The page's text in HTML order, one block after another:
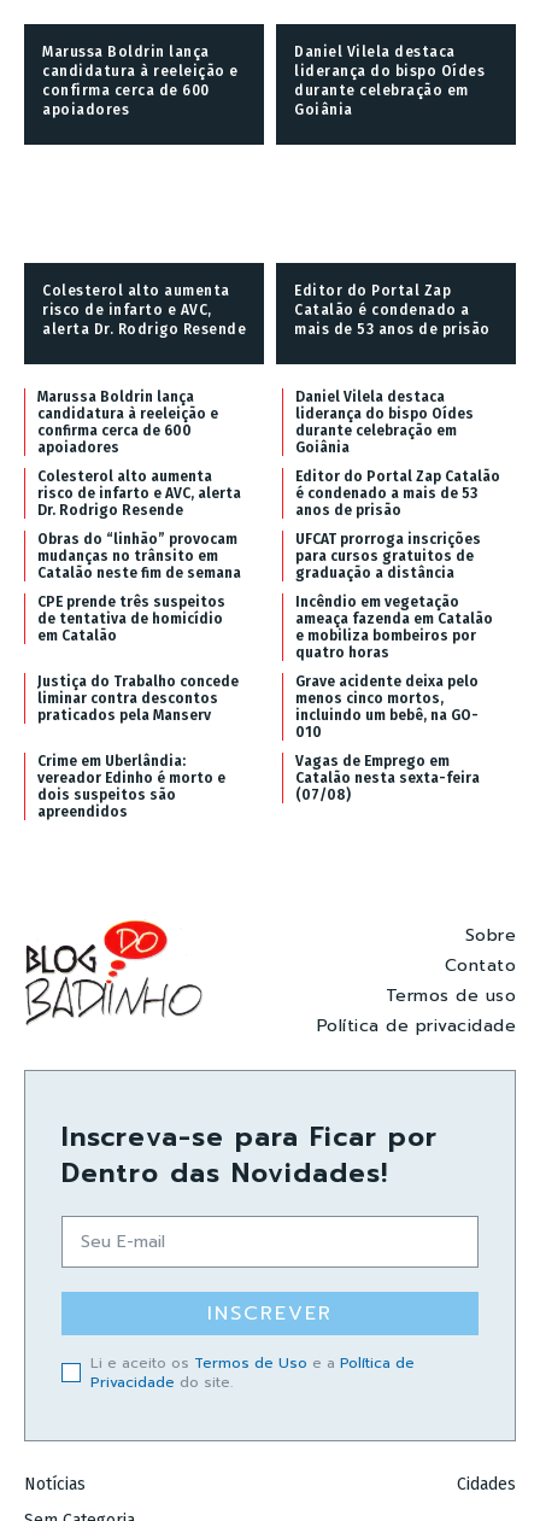
Marussa Boldrin lança
candidatura à reeleição e
confirma cerca de 600
apoiadores
Daniel Vilela destaca
liderança do bispo Oídes
durante celebração em
Goiânia
Colesterol alto aumenta
risco de infarto e AVC,
alerta Dr. Rodrigo Resende
Editor do Portal Zap
Catalão é condenado a
mais de 53 anos de prisão
Marussa Boldrin lança
candidatura à reeleição e
confirma cerca de 600
apoiadores
Daniel Vilela destaca
liderança do bispo Oídes
durante celebração em
Goiânia
Colesterol alto aumenta
risco de infarto e AVC, alerta
Dr. Rodrigo Resende
Editor do Portal Zap Catalão
é condenado a mais de 53
anos de prisão
Obras do “linhão” provocam
mudanças no trânsito em
Catalão neste fim de semana
UFCAT prorroga inscrições
para cursos gratuitos de
graduação a distância
CPE prende três suspeitos
de tentativa de homicídio
em Catalão
Incêndio em vegetação
ameaça fazenda em Catalão
e mobiliza bombeiros por
quatro horas
Justiça do Trabalho concede
liminar contra descontos
praticados pela Manserv
Grave acidente deixa pelo
menos cinco mortos,
incluindo um bebê, na GO-
010
Crime em Uberlândia:
vereador Edinho é morto e
dois suspeitos são
apreendidos
Vagas de Emprego em
Catalão nesta sexta-feira
(07/08)
Sobre
Contato
Termos de uso
Política de privacidade
Inscreva-se para Ficar por
Dentro das Novidades!
INSCREVER
Li e aceito os Termos de Uso e a Política de
Privacidade do site.
Notícias
Cidades